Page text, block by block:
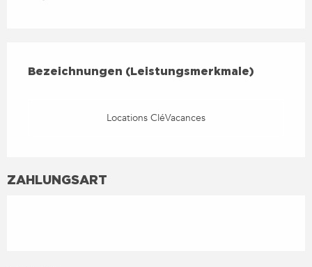
BEZEICHNUNGEN (LEISTUNGSMERKMALE)
Bezeichnungen (Leistungsmerkmale)
Locations CléVacances
ZAHLUNGSART